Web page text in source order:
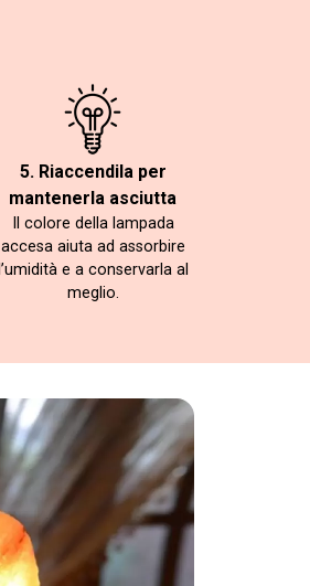
5. Riaccendila per
mantenerla asciutta
Il colore della lampada
accesa aiuta ad assorbire
l’umidità e a conservarla al
meglio.